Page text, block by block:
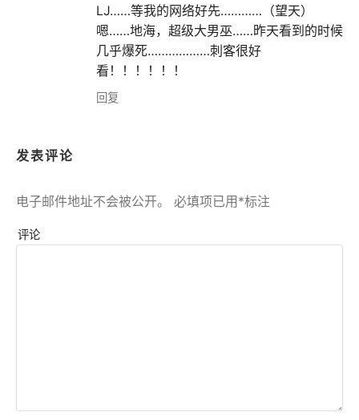
LJ……等我的网络好先…………（望天）
嗯……地海，超级大男巫……昨天看到的时候
几乎爆死………………刺客很好
看！！！！！！
回复
发表评论
电子邮件地址不会被公开。 必填项已用 *标注
评论